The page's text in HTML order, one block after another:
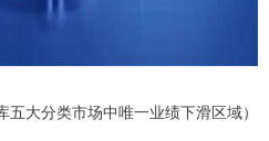
五大分类市场中唯一业绩下滑区域）